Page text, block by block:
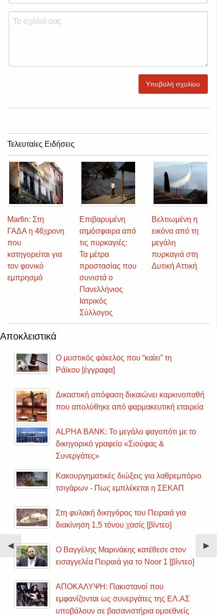
Υποβολή σχολίου
Τελευταίες Ειδήσεις
Marfin: Στη
ΓΑΔΑ η 46χρονη
που
κατηγορείται για
τον φονικό
εμπρησμό
Επιβαρυμένη
ατμόσφαιρα από
τις πυρκαγιές:
Τα μέτρα
προστασίας που
συνιστά ο
Πανελλήνιος
Ιατρικός
Σύλλογος
Βελτιωμένη η
εικόνα από τη
μεγάλη
πυρκαγιά στη
Δυτική Αττική
Αποκλειστικά
Previous
Slide
◀︎ ▶︎
Ο μυστικός φάκελος που “καίει” τη
Ράϊκου [έγγραφα]
Δικαστική απόφαση δικαιώνει καρκινοπαθή
που απολύθηκε από φαρμακευτική εταιρεία
ALPHA BANK: Το μεγάλο φαγοπότι με το
δικηγορικό γραφείο «Σιούφας &
Συνεργάτες»
Κακουργηματικές διώξεις για λαθρεμπόριο
τσιγάρων - Πως εμπλέκεται η ΣΕΚΑΠ
Στη φυλακή δικηγόρος του Πειραιά για
διακίνηση 1,5 τόνου χασίς [βίντεο]
Ο Βαγγέλης Μαρινάκης κατέθεσε στον
εισαγγελέα Πειραιά για το Noor 1 [βίντεο]
ΑΠΟΚΑΛΥΨΗ: Πακιστανοί που
εμφανίζονται ως συνεργάτες της ΕΛ.ΑΣ
υποβάλουν σε βασανιστήρια ομοεθνείς